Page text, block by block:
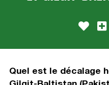
Quel est le décalage